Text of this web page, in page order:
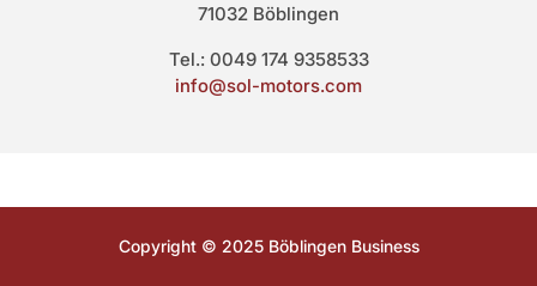
71032 Böblingen
Tel.: 0049 174 9358533
info@sol-motors.com
Copyright © 2025 Böblingen Business